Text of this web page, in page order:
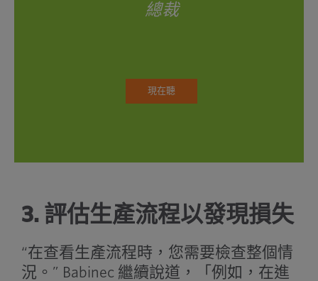
總裁
現在聽
3. 評估生產流程以發現損失
“在查看生產流程時，您需要檢查整個情
況。” Babinec 繼續說道，「例如，在進